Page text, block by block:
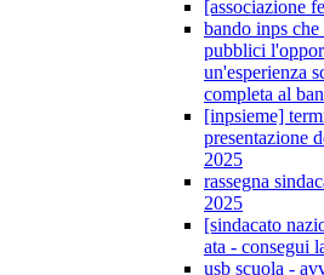
[associazione
bando inps
pubblici
un'esperienza
completa al
[inpsieme]
presentazione
2025
rassegna
2025
[sindacato
ata - consegui
usb scuola -